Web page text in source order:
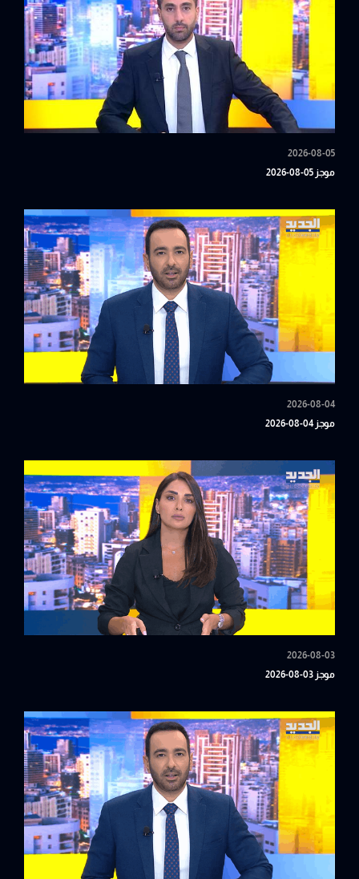
2026-08-05
موجز 05-08-2026
2026-08-04
موجز 04-08-2026
2026-08-03
موجز 03-08-2026